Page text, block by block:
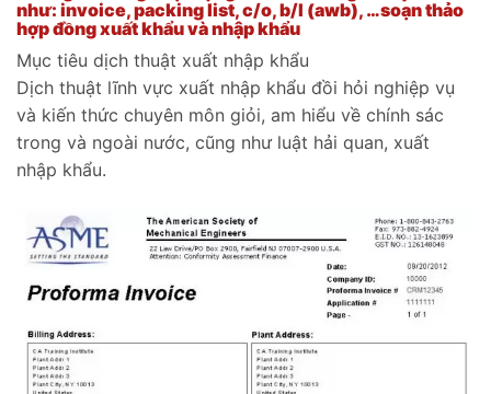
như: invoice, packing list, c/o, b/l (awb), …soạn thảo
hợp đồng xuất khẩu và nhập khẩu
Mục tiêu dịch thuật xuất nhập khẩu
Dịch thuật lĩnh vực xuất nhập khẩu đồi hỏi nghiệp vụ
và kiến thức chuyên môn giỏi, am hiểu về chính sác
trong và ngoài nước, cũng như luật hải quan, xuất
nhập khẩu.